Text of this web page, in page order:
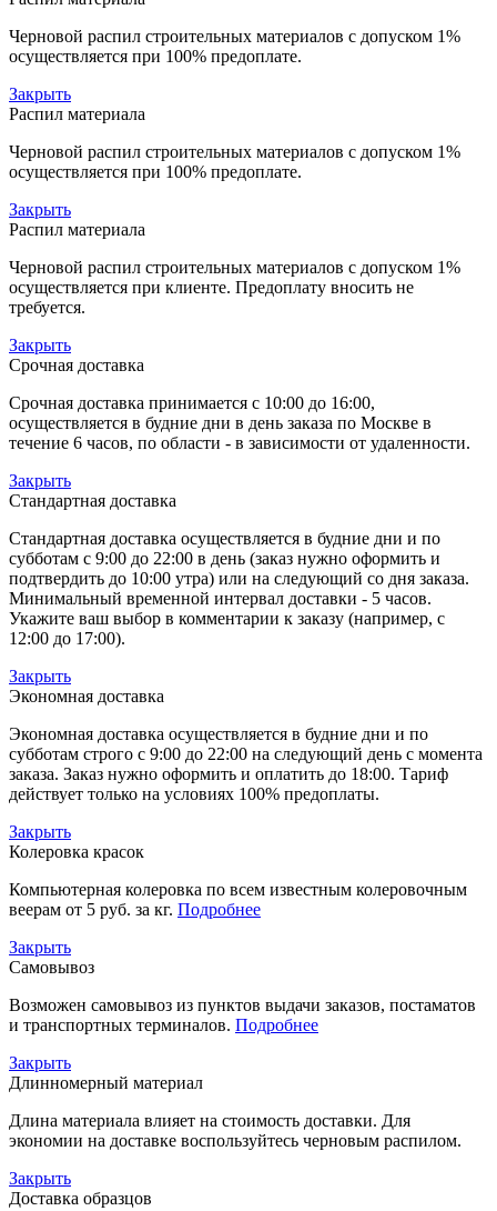
Черновой распил строительных материалов с допуском 1%
осуществляется при 100% предоплате.
Закрыть
Распил материала
Черновой распил строительных материалов с допуском 1%
осуществляется при 100% предоплате.
Закрыть
Распил материала
Черновой распил строительных материалов с допуском 1%
осуществляется при клиенте. Предоплату вносить не
требуется.
Закрыть
Срочная доставка
Срочная доставка принимается с 10:00 до 16:00,
осуществляется в будние дни в день заказа по Москве в
течение 6 часов, по области - в зависимости от удаленности.
Закрыть
Стандартная доставка
Стандартная доставка осуществляется в будние дни и по
субботам с 9:00 до 22:00 в день (заказ нужно оформить и
подтвердить до 10:00 утра) или на следующий со дня заказа.
Минимальный временной интервал доставки - 5 часов.
Укажите ваш выбор в комментарии к заказу (например, с
12:00 до 17:00).
Закрыть
Экономная доставка
Экономная доставка осуществляется в будние дни и по
субботам строго с 9:00 до 22:00 на следующий день с момента
заказа. Заказ нужно оформить и оплатить до 18:00. Тариф
действует только на условиях 100% предоплаты.
Закрыть
Колеровка красок
Компьютерная колеровка по всем известным колеровочным
веерам от 5 руб. за кг. Подробнее
Закрыть
Самовывоз
Возможен самовывоз из пунктов выдачи заказов, постаматов
и транспортных терминалов. Подробнее
Закрыть
Длинномерный материал
Длина материала влияет на стоимость доставки. Для
экономии на доставке воспользуйтесь черновым распилом.
Закрыть
Доставка образцов